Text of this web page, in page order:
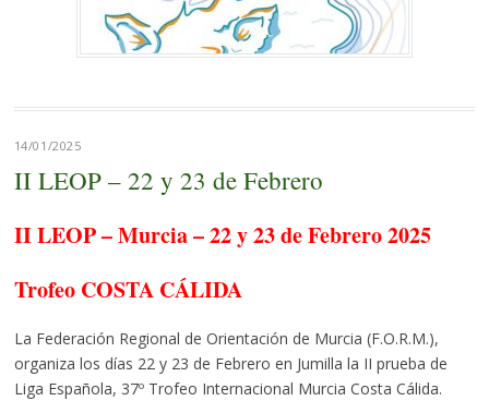
14/01/2025
II LEOP – 22 y 23 de Febrero
II LEOP – Murcia – 22 y 23 de Febrero 2025
Trofeo COSTA CÁLIDA
La Federación Regional de Orientación de Murcia (F.O.R.M.),
organiza los días 22 y 23 de Febrero en Jumilla la II prueba de
Liga Española, 37º Trofeo Internacional Murcia Costa Cálida.